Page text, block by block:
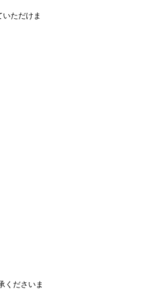
ただけま
くださいま